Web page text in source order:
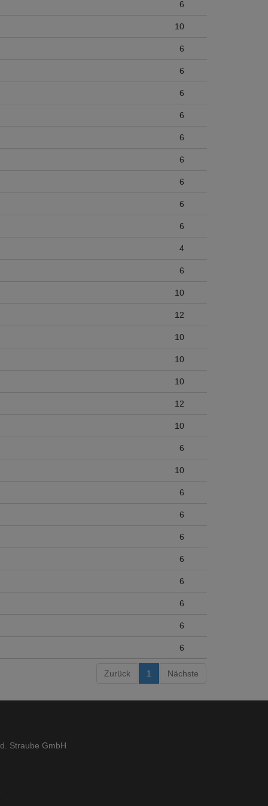
6
10
6
6
6
6
6
6
6
6
6
4
6
10
12
10
10
10
12
10
6
10
6
6
6
6
6
6
6
6
Zurück 1 Nächste
Straube GmbH